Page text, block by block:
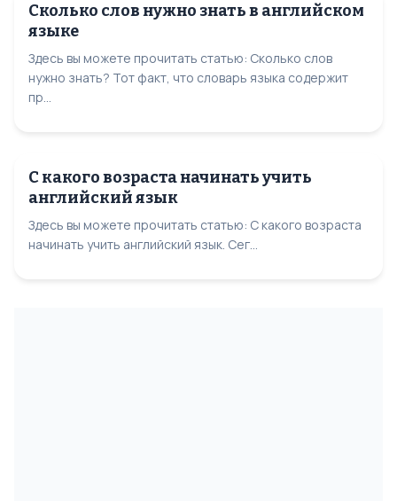
Сколько слов нужно знать в английском
языке
Здесь вы можете прочитать статью: Сколько слов
нужно знать? Тот факт, что словарь языка содержит
пр...
С какого возраста начинать учить
английский язык
Здесь вы можете прочитать статью: С какого возраста
начинать учить английский язык. Сег...